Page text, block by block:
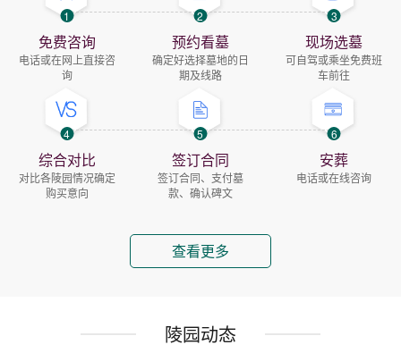
1
免费咨询
电话或在网上直接咨
询
2
预约看墓
确定好选择墓地的日
期及线路
3
现场选墓
可自驾或乘坐免费班
车前往
4
综合对比
对比各陵园情况确定
购买意向
5
签订合同
签订合同、支付墓
款、确认碑文
6
安葬
电话或在线咨询
查看更多
陵园动态